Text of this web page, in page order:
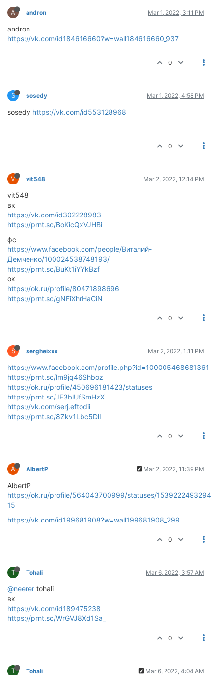
A andron Mar 1, 2022, 3:11 PM
andron
https://vk.com/id184616660?w=wall184616660_937
0
S sosedy Mar 1, 2022, 4:58 PM
sosedy https://vk.com/id553128968
0
V vit548 Mar 2, 2022, 12:14 PM
vit548
вк
https://vk.com/id302228983
https://prnt.sc/BoKicQxVJHBi
фс
https://www.facebook.com/people/Виталий-
Демченко/100024538748193/
https://prnt.sc/BuKt1iYYkBzf
ок
https://ok.ru/profile/80471898696
https://prnt.sc/gNFiXhrHaCiN
0
S sergheixxx Mar 2, 2022, 1:11 PM
https://www.facebook.com/profile.php?id=100005468681361
https://prnt.sc/lm9jq46Shboz
https://ok.ru/profile/450696181423/statuses
https://prnt.sc/JF3blUfSmHzX
https://vk.com/serj.eftodii
https://prnt.sc/8Zkv1Lbc5DlI
0
A AlbertP Mar 2, 2022, 11:39 PM
AlbertP
https://ok.ru/profile/564043700999/statuses/1539222493294
15
https://vk.com/id199681908?w=wall199681908_299
0
T Tohali Mar 6, 2022, 3:57 AM
@neerer tohali
вк
https://vk.com/id189475238
https://prnt.sc/WrGVJ8Xd1Sa_
0
T Tohali Mar 6, 2022, 4:04 AM